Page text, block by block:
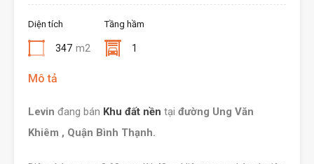
Diện tích
347 m2
Tầng hầm
1
Mô tả
Levin đang bán Khu đất nền tại đường Ung Văn
Khiêm , Quận Bình Thạnh.